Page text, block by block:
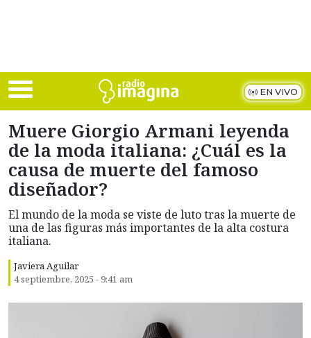
EN VIVO
Muere Giorgio Armani leyenda
de la moda italiana: ¿Cuál es la
causa de muerte del famoso
diseñador?
El mundo de la moda se viste de luto tras la muerte de
una de las figuras más importantes de la alta costura
italiana.
Javiera Aguilar
4 septiembre, 2025 - 9:41 am